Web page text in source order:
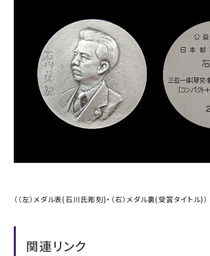
（（左）メダル表(石川氏彫刻)・（右）メダル裏(受賞タイトル)）
関連リンク